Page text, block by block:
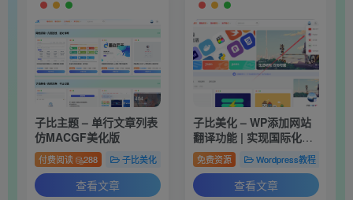
子比主题 – 单行文章列表
仿MACGF美化版
付费阅读 288 子比美化 # 美化 # CSS
查看文章
子比美化 – WP添加网站
翻译功能 | 实现国际化多
语言[js翻译]
免费资源 Wordpress教程
查看文章